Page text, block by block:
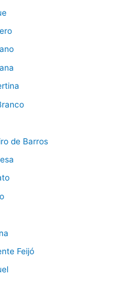
de Barros
Feijó